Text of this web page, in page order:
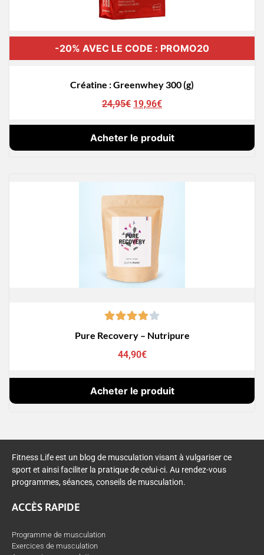
-20% AVEC LE CODE : PROMO20
Créatine : Greenwhey 300 (g)
24,95€ 19,96€
Acheter le produit
Pure Recovery – Nutripure
44,90€
Acheter le produit
Fitness Life est un blog de musculation visant à vulgariser ce
sport et ainsi faciliter la pratique de celui-ci. Au rendez-vous
programmes, séances, conseils de musculation.
ACCÈS RAPIDE
Programme de musculation
Exercices de musculation